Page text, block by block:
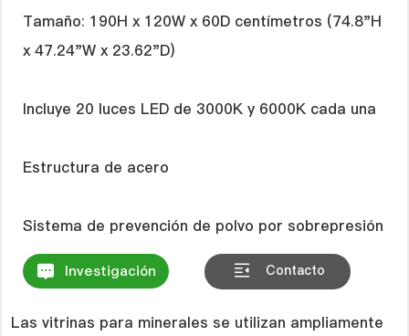
Tamaño: 190H x 120W x 60D centímetros (74.8"H
x 47.24"W x 23.62"D)
Incluye 20 luces LED de 3000K y 6000K cada una
Estructura de acero
Investigación Contacto
Las vitrinas para minerales se utilizan ampliamente